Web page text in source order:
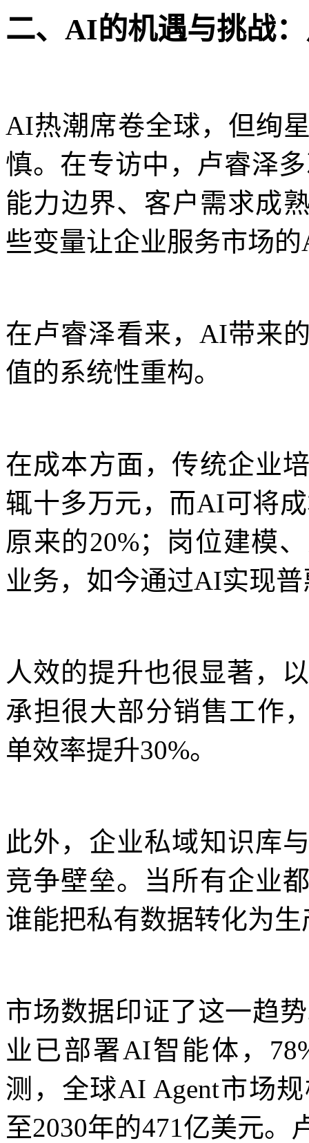
二、AI的机遇与挑战
AI热潮席卷全球，但绚
慎。在专访中，卢睿泽
能力边界、客户需求成
些变量让企业服务市场
在卢睿泽看来，AI带来
值的系统性重构。
在成本方面，传统企业
辄十多万元，而AI可将
原来的20%；岗位建模
业务，如今通过AI实现
人效的提升也很显著，
承担很大部分销售工作
单效率提升30%。
此外，企业私域知识库
竞争壁垒。当所有企业
谁能把私有数据转化为生
市场数据印证了这一趋
业已部署AI智能体，
测，全球AI Agent市场
至2030年的471亿美元。